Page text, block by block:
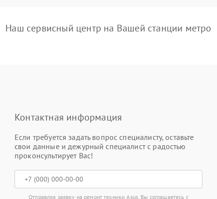
Наш сервисный центр на Вашей станции метро
Контактная информация
Если требуется задать вопрос специалисту, оставьте
свои данные и дежурный специалист с радостью
проконсультирует Вас!
Отправляя заявку на ремонт техники Asus, Вы соглашаетесь с